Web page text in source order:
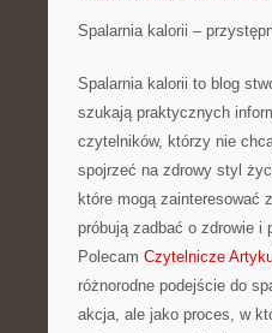
Spalarnia kalorii –
Spalarnia kalorii to blog
szukają praktycznych
czytelników, którzy nie
spojrzeć na zdrowy styl
które mogą zainteresować
próbują zadbać o zdrowie i
Polecam Czytelnicze
różnorodne podejście do
akcja, ale jako proces, w